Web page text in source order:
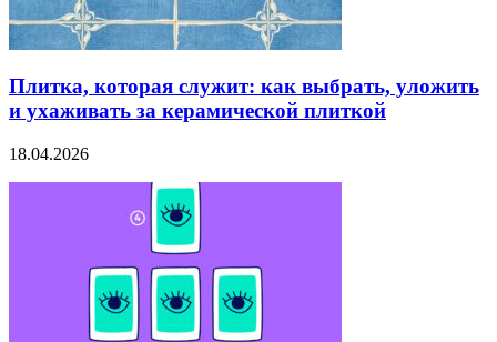
Плитка, которая служит: как выбрать, уложить
и ухаживать за керамической плиткой
18.04.2026